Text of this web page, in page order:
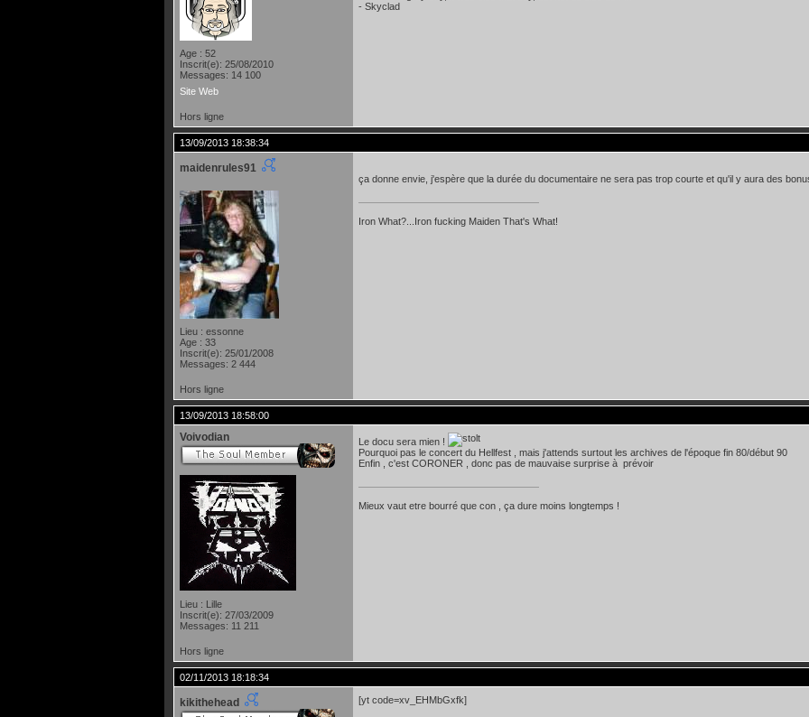
Age : 52
Inscrit(e): 25/08/2010
Messages: 14 100
Site Web
- Skyclad
Hors ligne
13/09/2013 18:38:34
maidenrules91
Lieu : essonne
Age : 33
Inscrit(e): 25/01/2008
Messages: 2 444
ça donne envie, j'espère que la durée du documentaire ne sera pas trop courte et qu'il y aura des
Iron What?...Iron fucking Maiden That's What!
Hors ligne
13/09/2013 18:58:00
Voivodian
Lieu : Lille
Inscrit(e): 27/03/2009
Messages: 11 211
Le docu sera mien !
Pourquoi pas le concert du Hellfest , mais j'attends surtout les archives de l'époque fin 80/début 90
Enfin , c'est CORONER , donc pas de mauvaise surprise à prévoir
Mieux vaut etre bourré que con , ça dure moins longtemps !
Hors ligne
02/11/2013 18:18:34
kikithehead [yt code=xv_EHMbGxfk]